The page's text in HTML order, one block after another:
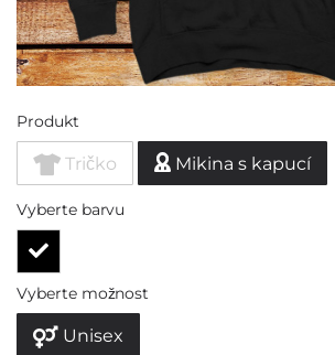
Produkt
Tričko Mikina s kapucí
Vyberte barvu
Vyberte možnost
Unisex